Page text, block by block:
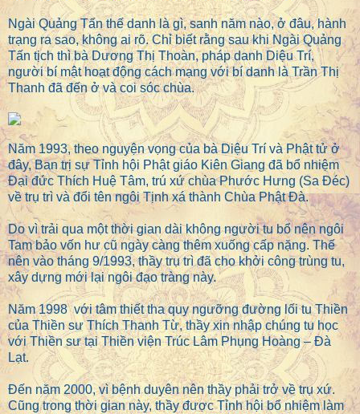
Ngài Quảng Tấn thế danh là gì, sanh năm nào, ở đâu, hành
trạng ra sao, không ai rõ. Chỉ biết rằng sau khi Ngài Quảng
Tấn tịch thì bà Dương Thị Thoàn, pháp danh Diệu Trí,
người bí mật hoạt động cách mạng với bí danh là Trần Thị
Thanh đã đến ở và coi sóc chùa.
Năm 1993, theo nguyện vọng của bà Diệu Trí và Phật tử ở
đây, Ban trị sự Tỉnh hội Phật giáo Kiên Giang đã bổ nhiệm
Đại đức Thích Huệ Tâm, trú xứ chùa Phước Hưng (Sa Đéc)
về trụ trì và đổi tên ngôi Tịnh xá thành Chùa Phật Đà.
Do vì trải qua một thời gian dài không người tu bổ nên ngôi
Tam bảo vốn hư cũ ngày càng thêm xuống cấp nặng. Thế
nên vào tháng 9/1993, thầy trụ trì đã cho khởi công trùng tu,
xây dựng mới lại ngôi đạo tràng này.
Năm 1998 với tâm thiết tha quy ngưỡng đường lối tu Thiền
của Thiền sư Thích Thanh Từ, thầy xin nhập chúng tu học
với Thiền sư tại Thiền viện Trúc Lâm Phụng Hoàng – Đà
Lạt.
Đến năm 2000, vì bệnh duyên nên thầy phải trở về trụ xứ.
Cũng trong thời gian này, thầy được Tỉnh hội bổ nhiệm làm